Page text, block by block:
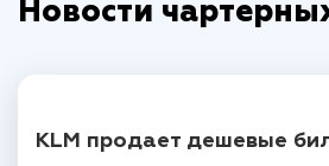
Новости
KLM продает дешевые